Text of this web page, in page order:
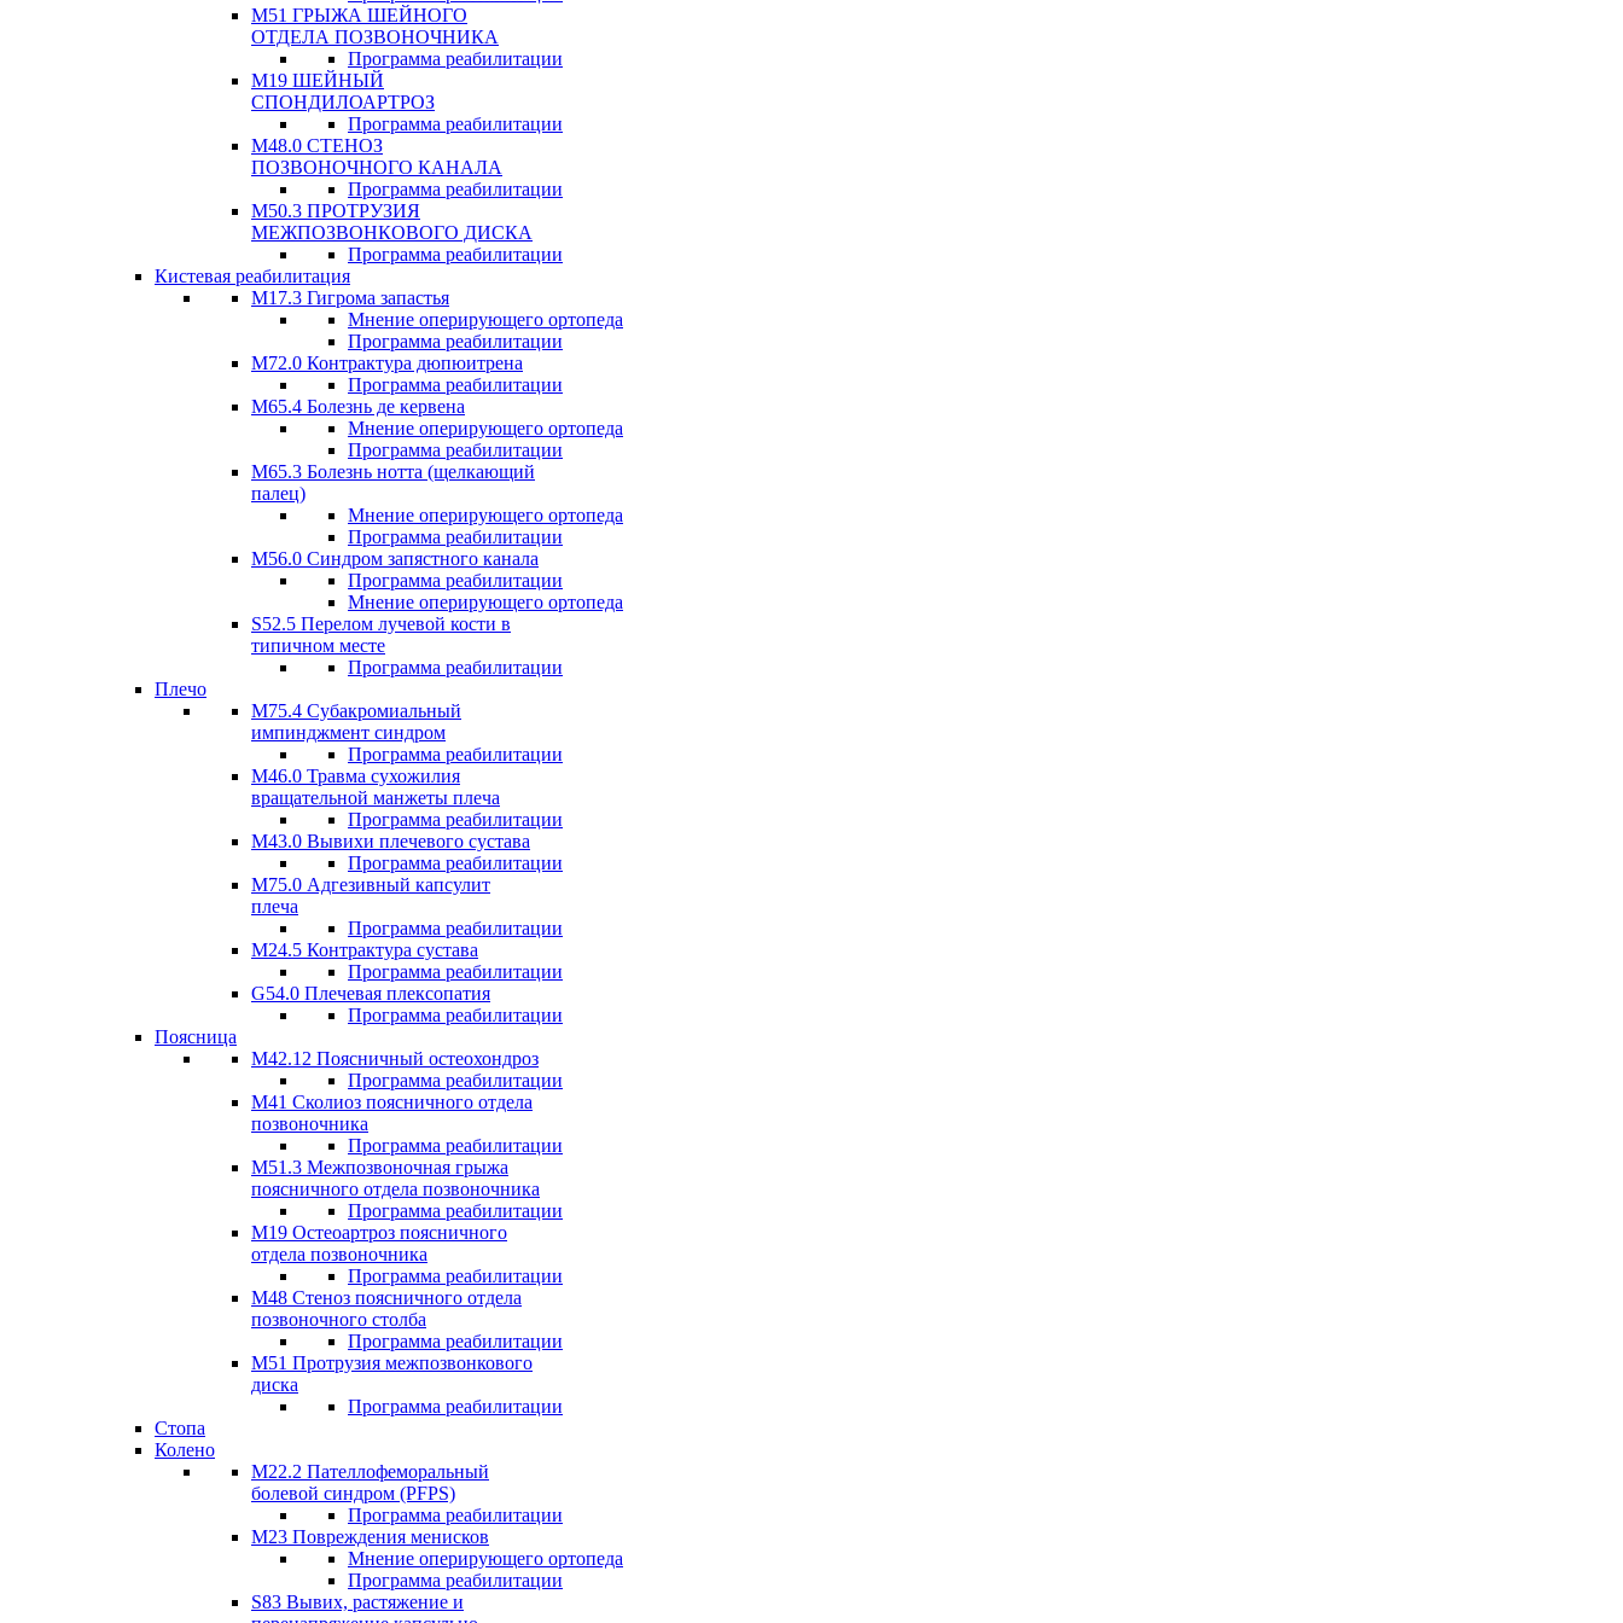
М51 ГРЫЖА ШЕЙНОГО
ОТДЕЛА ПОЗВОНОЧНИКА
Программа реабилитации
М19 ШЕЙНЫЙ
СПОНДИЛОАРТРОЗ
Программа реабилитации
М48.0 СТЕНОЗ
ПОЗВОНОЧНОГО КАНАЛА
Программа реабилитации
М50.3 ПРОТРУЗИЯ
МЕЖПОЗВОНКОВОГО ДИСКА
Программа реабилитации
Кистевая реабилитация
M17.3 Гигрома запастья
Мнение оперирующего ортопеда
Программа реабилитации
М72.0 Контрактура дюпюитрена
Программа реабилитации
M65.4 Болезнь де кервена
Мнение оперирующего ортопеда
Программа реабилитации
М65.3 Болезнь нотта (щелкающий
палец)
Мнение оперирующего ортопеда
Программа реабилитации
M56.0 Синдром запястного канала
Программа реабилитации
Мнение оперирующего ортопеда
S52.5 Перелом лучевой кости в
типичном месте
Программа реабилитации
Плечо
М75.4 Субакромиальный
импинджмент синдром
Программа реабилитации
М46.0 Травма сухожилия
вращательной манжеты плеча
Программа реабилитации
M43.0 Вывихи плечевого сустава
Программа реабилитации
М75.0 Адгезивный капсулит
плеча
Программа реабилитации
M24.5 Контрактура сустава
Программа реабилитации
G54.0 Плечевая плексопатия
Программа реабилитации
Поясница
М42.12 Поясничный остеохондроз
Программа реабилитации
М41 Сколиоз поясничного отдела
позвоночника
Программа реабилитации
M51.3 Межпозвоночная грыжа
поясничного отдела позвоночника
Программа реабилитации
М19 Остеоартроз поясничного
отдела позвоночника
Программа реабилитации
M48 Стеноз поясничного отдела
позвоночного столба
Программа реабилитации
М51 Протрузия межпозвонкового
диска
Программа реабилитации
Стопа
Колено
М22.2 Пателлофеморальный
болевой синдром (PFPS)
Программа реабилитации
М23 Повреждения менисков
Мнение оперирующего ортопеда
Программа реабилитации
S83 Вывих, растяжение и